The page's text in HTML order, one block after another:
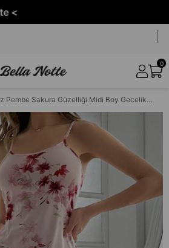
0
Bella Notte Toz Pembe Sakura Güzelliği Midi Boy Gecelik 15729